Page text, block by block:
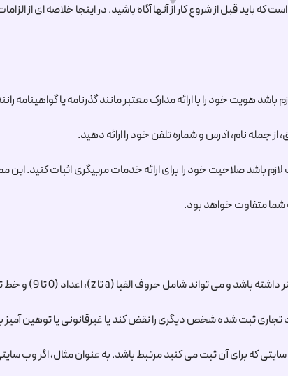
باید قبل از شروع کار از آنها آگاه باشید. در اینجا خلاصه ای از
باشد هویت خود را با ارائه مدارک معتبر مانند گذرنامه یا گواهینامه
جمله نام، آدرس و شماره تلفن خود را ارائه دهید.
باشد صلاحیت خود را برای ارائه خدمات مربیگری اثبات کنید.
شما متفاوت خواهد بود.
تجاری ثبت شده شخص دیگری را نقض کند یا غیرقانونی یا توهین آمیز
که برای آن ثبت می کنید مرتبط باشد. به عنوان مثال، اگر وب